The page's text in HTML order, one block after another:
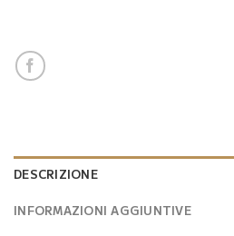
DESCRIZIONE
INFORMAZIONI AGGIUNTIVE